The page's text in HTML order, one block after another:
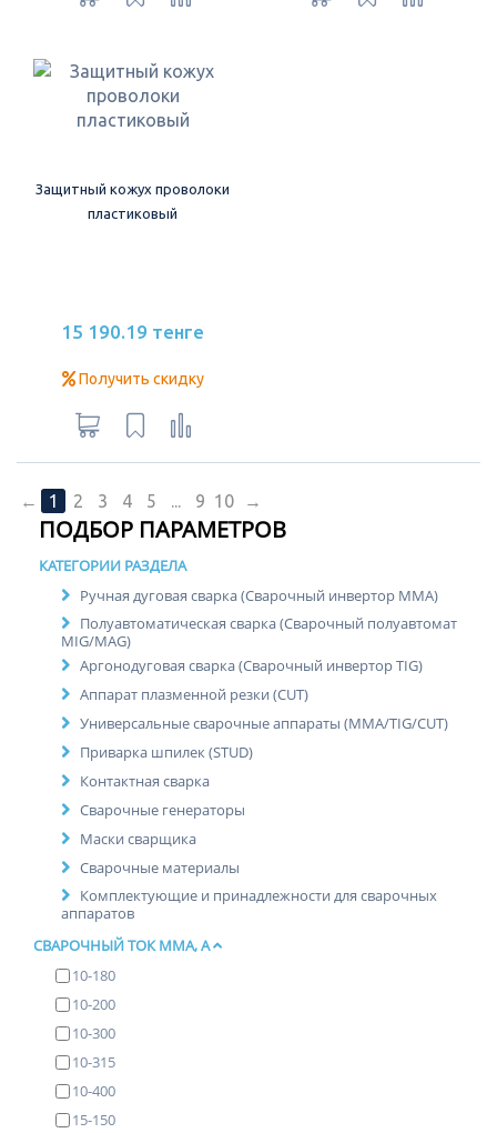
Защитный кожух проволоки
пластиковый
15 190.19 тенге
Получить скидку
← 1 2 3 4 5 ... 9 10 →
ПОДБОР ПАРАМЕТРОВ
КАТЕГОРИИ РАЗДЕЛА
Ручная дуговая сварка (Сварочный инвертор MMA)
Полуавтоматическая сварка (Сварочный полуавтомат
MIG/MAG)
Аргонодуговая сварка (Сварочный инвертор TIG)
Аппарат плазменной резки (CUT)
Универсальные сварочные аппараты (MMA/TIG/CUT)
Приварка шпилек (STUD)
Контактная сварка
Сварочные генераторы
Маски сварщика
Сварочные материалы
Комплектующие и принадлежности для сварочных
аппаратов
СВАРОЧНЫЙ ТОК ММА, А
10-180
10-200
10-300
10-315
10-400
15-150